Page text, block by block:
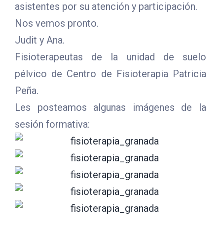
asistentes por su atención y participación.
Nos vemos pronto.
Judit y Ana.
Fisioterapeutas de la unidad de suelo
pélvico de Centro de Fisioterapia Patricia
Peña.
Les posteamos algunas imágenes de la
sesión formativa: